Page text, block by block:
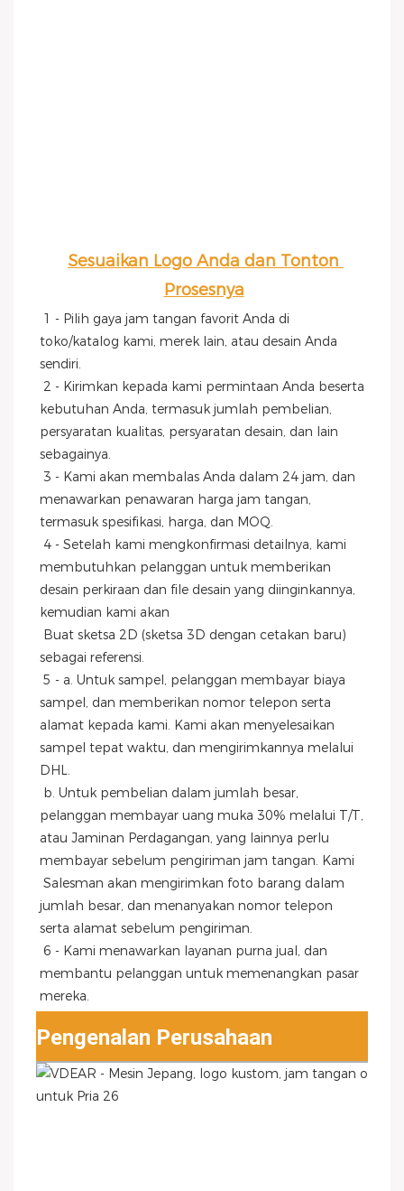
Sesuaikan Logo Anda dan Tonton
Prosesnya
1 - Pilih gaya jam tangan favorit Anda di
toko/katalog kami, merek lain, atau desain Anda
sendiri.
kebutuhan Anda, termasuk jumlah pembelian,
persyaratan kualitas, persyaratan desain, dan lain
sebagainya.
menawarkan penawaran harga jam tangan,
termasuk spesifikasi, harga, dan MOQ.
membutuhkan pelanggan untuk memberikan
desain perkiraan dan file desain yang diinginkannya,
kemudian kami akan
sebagai referensi.
sampel, dan memberikan nomor telepon serta
alamat kepada kami. Kami akan menyelesaikan
sampel tepat waktu, dan mengirimkannya melalui
DHL.
pelanggan membayar uang muka 30% melalui T/T,
atau Jaminan Perdagangan, yang lainnya perlu
membayar sebelum pengiriman jam tangan. Kami
jumlah besar, dan menanyakan nomor telepon
serta alamat sebelum pengiriman.
membantu pelanggan untuk memenangkan pasar
mereka.
Pengenalan Perusahaan